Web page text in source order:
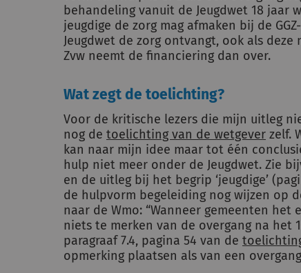
behandeling vanuit de Jeugdwet 18 jaar
jeugdige de zorg mag afmaken bij de
Jeugdwet de zorg ontvangt, ook als
Zvw neemt de financiering dan over.
Wat zegt de toelichting?
Voor de kritische lezers die mijn uitleg
nog de toelichting van de wetgever zelf.
kan naar mijn idee maar tot één
hulp niet meer onder de Jeugdwet. Zie
en de uitleg bij het begrip ‘jeugdige’
de hulpvorm begeleiding nog wijzen op
naar de Wmo: “Wanneer gemeenten
niets te merken van de overgang na het
paragraaf 7.4, pagina 54 van de
opmerking plaatsen als van een